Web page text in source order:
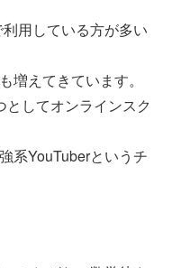
用している方が多い
増えてきています。
してオンラインスク
系YouTuberというチ